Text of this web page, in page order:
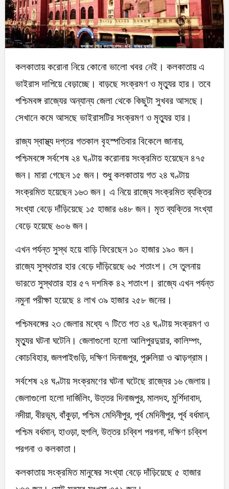
কলকাতায় করোনা নিয়ে কোনো ভালো খবর নেই। কলকাতায় এ
ভাইরাস দাপিয়ে বেড়াচ্ছে। বাড়ছে সংক্রমণ ও মৃত্যুর হার। তবে
পশ্চিমবঙ্গ রাজ্যের অন্যান্য জেলা থেকে কিছুটা সুখবর আসছে।
সেখানে কমে আসছে ভাইরাসটির সংক্রমণ ও মৃত্যুর হার।
রাজ্য স্বাস্থ্য দপ্তর গতকাল বৃহস্পতিবার বিকেলে জানায়,
পশ্চিমবঙ্গে সর্বশেষ ২৪ ঘণ্টায় করোনায় সংক্রমিত হয়েছেন ৪৭৫
জন। মারা গেছেন ১৫ জন। শুধু কলকাতায় গত ২৪ ঘণ্টায়
সংক্রমিত হয়েছেন ১৬৩ জন। এ নিয়ে রাজ্যে সংক্রমিত ব্যক্তির
সংখ্যা বেড়ে দাঁড়িয়েছে ১৫ হাজার ৬৪৮ জন। মৃত ব্যক্তির সংখ্যা
বেড়ে হয়েছে ৬০৬ জন।
এখন পর্যন্ত সুস্থ হয়ে বাড়ি ফিরেছেন ১০ হাজার ১৯০ জন।
রাজ্যে সুস্থতার হার বেড়ে দাঁড়িয়েছে ৬৫ শতাংশ। সে তুলনায়
ভারতে সুস্থতার হার ৫৭ দশমিক ৪২ শতাংশ। রাজ্যে এখন পর্যন্ত
নমুনা পরীক্ষা হয়েছে ৪ লাখ ৩৯ হাজার ২৫৮ জনের।
পশ্চিমবঙ্গের ২৩ জেলার মধ্যে ৭ টিতে গত ২৪ ঘণ্টায় সংক্রমণ ও
মৃত্যুর ঘটনা ঘটেনি। জেলাগুলো হলো আলিপুরদুয়ার, কালিম্পং,
কোচবিহার, জলপাইগুড়ি, দক্ষিণ দিনাজপুর, পুরুলিয়া ও ঝাড়গ্রাম।
সর্বশেষ ২৪ ঘণ্টায় সংক্রমণের ঘটনা ঘটেছে রাজ্যের ১৬ জেলায়।
জেলাগুলো হলো দার্জিলিং, উত্তর দিনাজপুর, মালদহ, মুর্শিদাবাদ,
নদীয়া, বীরভূম, বাঁকুড়া, পশ্চিম মেদিনীপুর, পূর্ব মেদিনীপুর, পূর্ব বর্ধমান,
পশ্চিম বর্ধমান, হাওড়া, হুগলি, উত্তর চব্বিশ পরগনা, দক্ষিণ চব্বিশ
পরগনা ও কলকাতা।
কলকাতায় সংক্রমিত মানুষের সংখ্যা বেড়ে দাঁড়িয়েছে ৫ হাজার